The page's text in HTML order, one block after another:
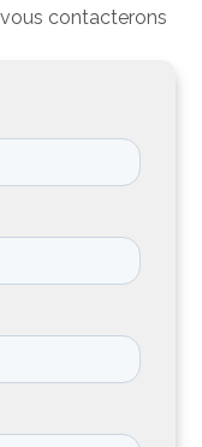
contacterons